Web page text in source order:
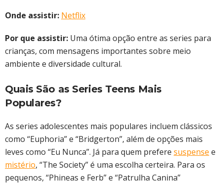
Onde assistir: Netflix
Por que assistir: Uma ótima opção entre as series para
crianças, com mensagens importantes sobre meio
ambiente e diversidade cultural.
Quais São as Series Teens Mais
Populares?
As series adolescentes mais populares incluem clássicos
como “Euphoria” e “Bridgerton”, além de opções mais
leves como “Eu Nunca”. Já para quem prefere suspense e
mistério, “The Society” é uma escolha certeira. Para os
pequenos, “Phineas e Ferb” e “Patrulha Canina”